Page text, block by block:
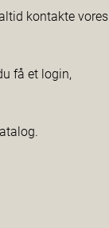
kontakte vores
få et login,